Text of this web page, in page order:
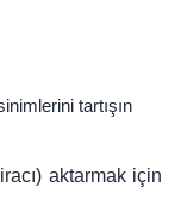
tartışın
aktarmak için